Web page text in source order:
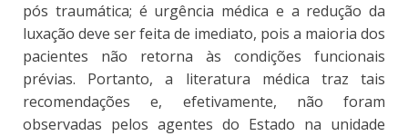
pós traumática; é urgência médica e a redução da
luxação deve ser feita de imediato, pois a maioria dos
pacientes não retorna às condições funcionais
prévias. Portanto, a literatura médica traz tais
recomendações e, efetivamente, não foram
observadas pelos agentes do Estado na unidade